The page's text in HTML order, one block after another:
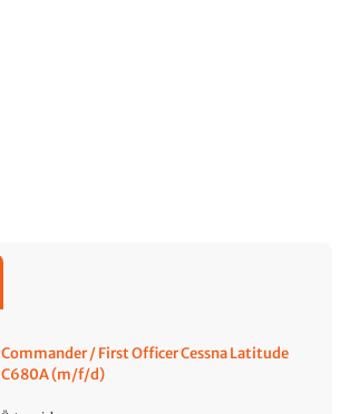
Commander / First Officer Cessna Latitude
C680A (m/f/d)